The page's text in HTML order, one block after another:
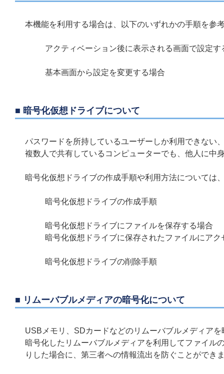
本機能を利用する場合は、以下のいずれかの手順を参
アクティベーション後に表示される画面で設定す
基本画面から設定を変更する場合
■ 暗号化仮想ドライブについて
パスワードを所持しているユーザーしか利用できない
複数人で共有しているコンピューターでも、他人に中
暗号化仮想ドライブの作成手順や利用方法については
暗号化仮想ドライブの作成手順
暗号化仮想ドライブにファイルを保存する場合
暗号化仮想ドライブに保存されたファイルにアク
暗号化仮想ドライブの削除手順
■ リムーバブルメディアの暗号化について
USBメモリ、SDカードなどのリムーバブルメディア
暗号化したリムーバブルメディアを利用してファイル
りした場合に、第三者への情報流出を防ぐことができ